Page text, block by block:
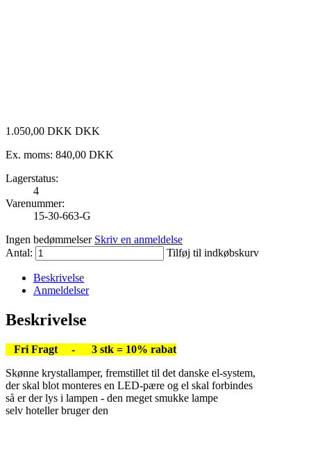
1.050,00 DKK DKK
Ex. moms: 840,00 DKK
Lagerstatus:
4
Varenummer:
15-30-663-G
Ingen bedømmelser Skriv en anmeldelse
Antal:
Tilføj til indkøbskurv
Beskrivelse
Anmeldelser
Beskrivelse
Fri Fragt - 3 stk = 10% rabat
Skønne krystallamper, fremstillet til det danske el-system,
der skal blot monteres en LED-pære og el skal forbindes
så er der lys i lampen - den meget smukke lampe
selv hoteller bruger den